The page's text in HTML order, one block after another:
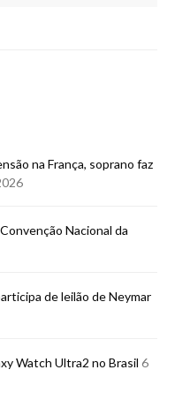
na França, soprano faz
Nacional da
de leilão de Neymar
Watch Ultra2 no Brasil 6